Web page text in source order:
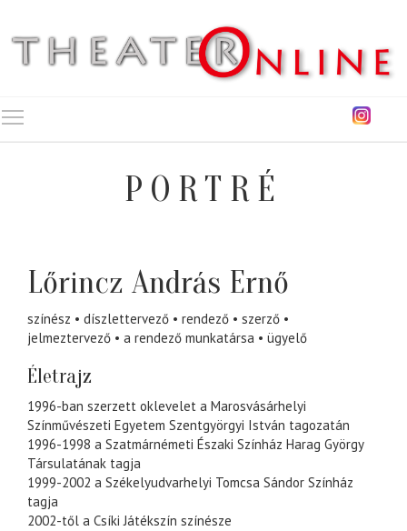
PORTRÉ
Lőrincz András Ernő
színész díszlettervező rendező
szerző
jelmeztervező
a rendező munkatársa ügyelő
Életrajz
1996-ban szerzett oklevelet a Marosvásárhelyi
Színművészeti Egyetem Szentgyörgyi István tagozatán
1996-1998 a Szatmárnémeti Északi Színház Harag György
Társulatának tagja
1999-2002 a Székelyudvarhelyi Tomcsa Sándor Színház
tagja
2002-től a Csíki Játékszín színésze